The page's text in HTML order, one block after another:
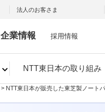
企業情報
NTT東日本の取り組み
法人のお客さま
採用情報
> NTT東日本が販売した東芝製ノート